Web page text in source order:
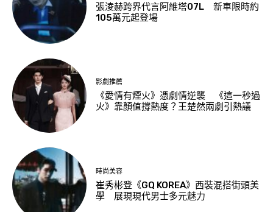
張淩赫跨界代言阿維塔07L 新車限時約
105萬元起登場
影劇推薦
《愛情有煙火》憑劇情逆襲 《這一秒過
火》靠顏值撐熱度？王楚然兩劇引熱議
時尚美容
崔秀彬登《GQ KOREA》西裝混搭街頭美
學 展現現代男士多元魅力